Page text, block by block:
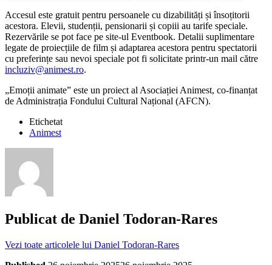
Accesul este gratuit pentru persoanele cu dizabilități și însoțitorii
acestora. Elevii, studenții, pensionarii și copiii au tarife speciale.
Rezervările se pot face pe site-ul Eventbook. Detalii suplimentare
legate de proiecțiile de film și adaptarea acestora pentru spectatorii
cu preferințe sau nevoi speciale pot fi solicitate printr-un mail către
incluziv@animest.ro.
„Emoții animate” este un proiect al Asociației Animest, co-finanțat
de Administrația Fondului Cultural Național (AFCN).
Etichetat
Animest
Publicat de Daniel Todoran-Rares
Vezi toate articolele lui Daniel Todoran-Rares